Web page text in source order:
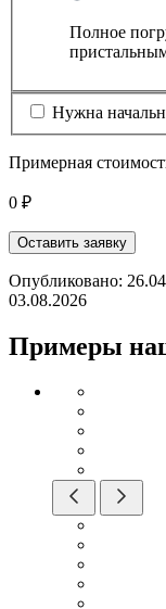
Полное
Нужна
Примерная
0 ₽
Оставить заявку
Опубликовано:
03.08.2026
Примеры